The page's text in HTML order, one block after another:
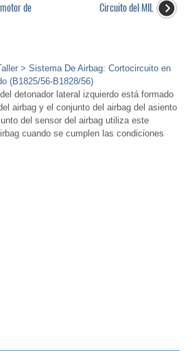
de
Circuito del MIL
> Sistema De Airbag: Cortocircuito en
(B1825/56-B1828/56)
detonador lateral izquierdo está formado
airbag y el conjunto del airbag del asiento
del sensor del airbag utiliza este
cuando se cumplen las condiciones